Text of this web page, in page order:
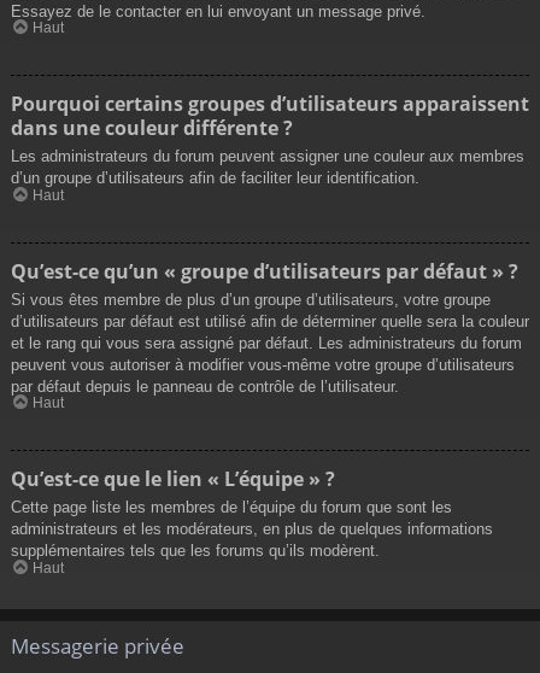
Essayez de le contacter en lui envoyant un message privé.
Haut
Pourquoi certains groupes d’utilisateurs apparaissent
dans une couleur différente ?
Les administrateurs du forum peuvent assigner une couleur aux membres
d’un groupe d’utilisateurs afin de faciliter leur identification.
Haut
Qu’est-ce qu’un « groupe d’utilisateurs par défaut » ?
Si vous êtes membre de plus d’un groupe d’utilisateurs, votre groupe
d’utilisateurs par défaut est utilisé afin de déterminer quelle sera la couleur
et le rang qui vous sera assigné par défaut. Les administrateurs du forum
peuvent vous autoriser à modifier vous-même votre groupe d’utilisateurs
par défaut depuis le panneau de contrôle de l’utilisateur.
Haut
Qu’est-ce que le lien « L’équipe » ?
Cette page liste les membres de l’équipe du forum que sont les
administrateurs et les modérateurs, en plus de quelques informations
supplémentaires tels que les forums qu’ils modèrent.
Haut
Messagerie privée